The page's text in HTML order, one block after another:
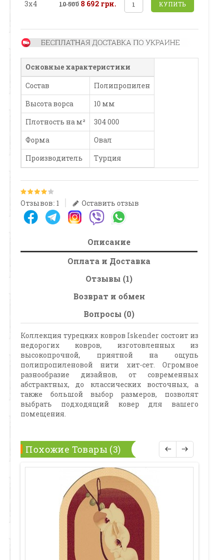
3х4 10 500 8 692 грн. КУПИТЬ
Основные характеристики
Состав
Полипропилен
Высота ворса
10 мм
Плотность на м²
304 000
Форма
Овал
Производитель
Турция
Отзывов: 1 Оставить отзыв
Описание
Оплата и Доставка
Отзывы (1)
Возврат и обмен
Вопросы (0)
Коллекция турецких ковров Iskender состоит из
недорогих ковров, изготовленных из
высокопрочной, приятной на ощупь
полипропиленовой нити хит-сет. Огромное
разнообразие дизайнов, от современных
абстрактных, до классических восточных, а
также большой выбор размеров, позволят
выбрать подходящий ковер для вашего
помещения.
Похожие Товары (3)